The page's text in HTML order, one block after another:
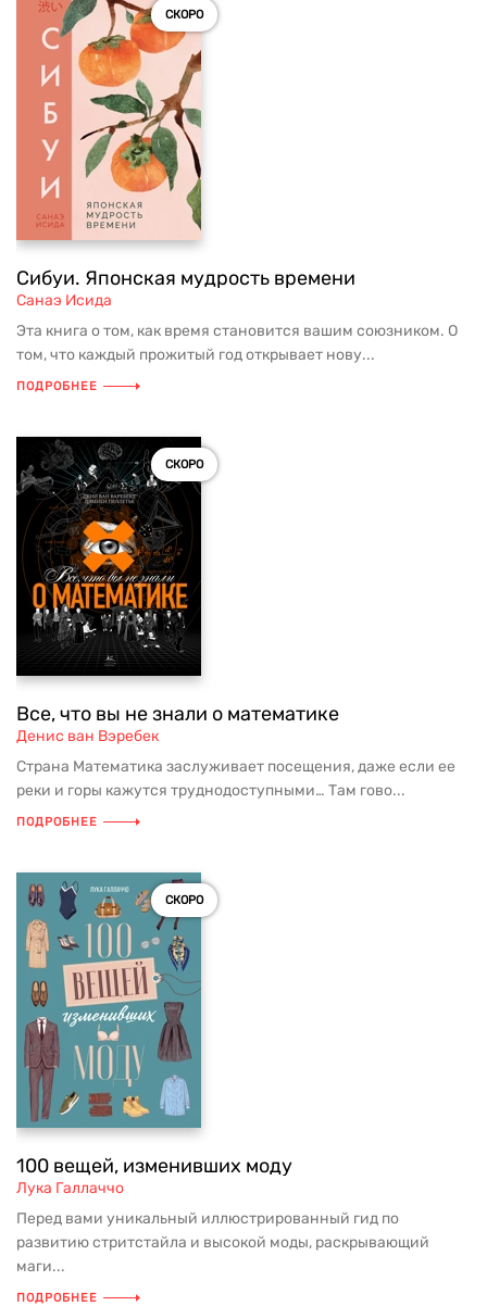
СКОРО
Сибуи. Японская мудрость времени
Санаэ Исида
Эта книга о том, как время становится вашим союзником. О
том, что каждый прожитый год открывает нову...
ПОДРОБНЕЕ
СКОРО
Все, что вы не знали о математике
Денис ван Вэребек
Страна Математика заслуживает посещения, даже если ее
реки и горы кажутся труднодоступными… Там гово...
ПОДРОБНЕЕ
СКОРО
100 вещей, изменивших моду
Лука Галлаччо
Перед вами уникальный иллюстрированный гид по
развитию стритстайла и высокой моды, раскрывающий
маги...
ПОДРОБНЕЕ